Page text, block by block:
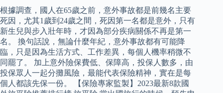
根據調查，國人在65歲之前，意外事故都是前幾名主要
死因，尤其1歲到24歲之間，死因第一名都是意外，只有
新生兒與步入壯年時，才因為部分疾病關係不再是第一
名。 換句話說，無論什麼年紀，意外事故都有可能降
臨，只是因為生活方式、工作差異，每個人機率稍微不
同罷了。 加上意外險保費低、保障高，投保人數多，由
投保眾人一起分攤風險，最能代表保險精神，實在是每
個人都該先保一份。 【保險專家監製】2023最新8款國